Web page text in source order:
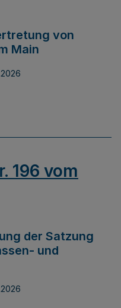
von
Main
196 vom
der Satzung
und